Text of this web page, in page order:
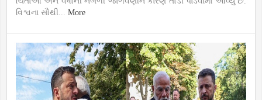
વિશ્વના સૌથી... More